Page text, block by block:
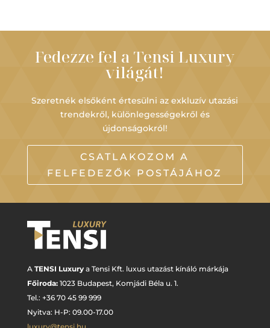
Fedezze fel a Tensi Luxury
világát!
Szeretnék elsőként értesülni az exkluzív utazási
trendekről, különlegességekről és
újdonságokról!
CSATLAKOZOM A
FELFEDEZŐK POSTÁJÁHOZ
A TENSI Luxurya Tensi Kft. luxus utazást kínáló márkája
Főiroda: 1023 Budapest, Komjádi Béla u. 1.
Tel.: +36 70 45 99 999
Nyitva: H-P: 09.00-17.00